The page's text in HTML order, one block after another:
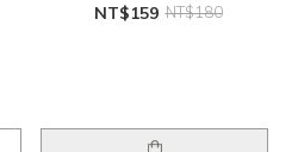
NT$159 NT$180